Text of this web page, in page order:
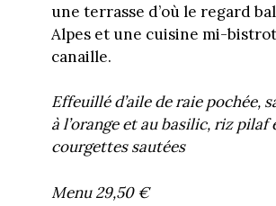
une terrasse d’où le regard
Alpes et une cuisine mi-
canaille.
Effeuillé d’aile de raie pochée,
à l’orange et au basilic, riz pilaf
courgettes sautées
Menu 29,50 €